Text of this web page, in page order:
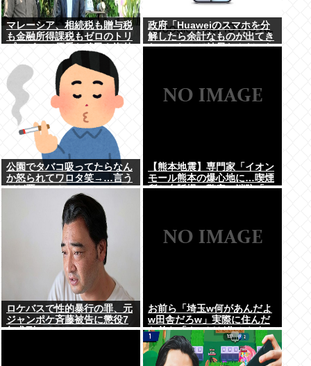
マレーシア、相続税も贈与税
も金融所得課税もゼロのトリ
プルゼロで優秀な移民を海外
から集めてしまう…
政府「Huaweiのスマホを分
解したら余計なものが出てき
た」これって結局なんだった
公園でタバコ吸ってたらなん
か怒られてワロタ笑→…言う
ほど悪いか？
【熊本地震】専門家「イオン
モール熊本の爆心地に…喫煙
所と自販機」警察・消防「」
ロケバスで性的暴行の罪、元
ジャンポケ斉藤被告に懲役7
年求刑⇒！
お前ら「埼玉w何があんだよ
w田舎だろw」実際に住んだ
お前ら「クソほど住みやすい
困ることねえじゃん」